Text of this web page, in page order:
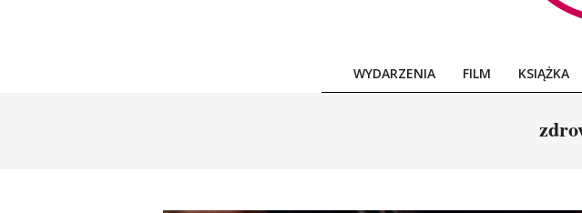
WYDARZENIA FILM KSIĄŻKA